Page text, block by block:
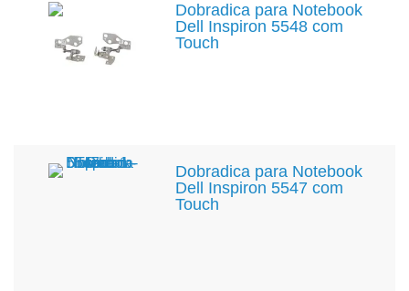
Dobradica para Notebook
Dell Inspiron 5548 com
Touch
Dobradica para Notebook
Dell Inspiron 5547 com
Touch